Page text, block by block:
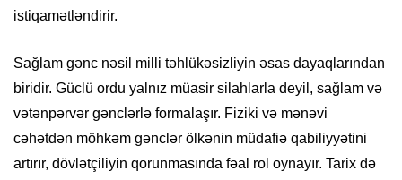
istiqamətləndirir.
Sağlam gənc nəsil milli təhlükəsizliyin əsas dayaqlarından
biridir. Güclü ordu yalnız müasir silahlarla deyil, sağlam və
vətənpərvər gənclərlə formalaşır. Fiziki və mənəvi
cəhətdən möhkəm gənclər ölkənin müdafiə qabiliyyətini
artırır, dövlətçiliyin qorunmasında fəal rol oynayır. Tarix də